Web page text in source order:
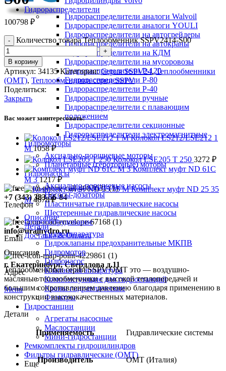
+7 (343) 383-56-84
Телефон
info@uralhydro.ru
Email
г. Екатеринбург, Свердлова д.11
Адрес
Menu
Гидрораспределители
Гидрораспределители аналоги Walvoil
Гидрораспределители аналоги YOULI
Гидрораспределители на автогрейдеры
Гидрораспределители на автокраны
Гидрораспределители на КДМ
Гидрораспределители на мусоровозы
Гидрораспределители Р-120
Гидрораспределители Р-80
Гидрораспределители Р-40
Гидрораспределители ручные
Гидрораспределители с плавающим
положением
Гидрораспределители секционные
Гидрораспределители электромагнитные
Гидромоторы
Аксиально-поршневые моторы
Планетарные (героторные) моторы
Гидронасосы
Аксиально-поршневые насосы
Насосы-дозаторы
Пластинчатые гидравлические насосы
Шестеренные гидравлические насосы
Гидрооборудование
Гидроаппаратура
Гидроклапаны предохранительные МКПВ
Гидромотор
Гидронасос
Клапанная аппаратура
Комплектующие для гидростанций
Краны гидравлические
Фильтры
Гидростанции
Агрегаты насосные
Маслостанции
Мини-гидростанции
Ремкомплекты гидроцилиндров
Фильтры гидравлические (OMT)
Еще
100798 ₽
Количество товара Теплообменник SSPV2414-S00
В корзину
Артикул: 34135Категории: Серия SSPV24, Теплообменники
(OMT), Теплообменники серии SSPV
Поделиться:
Закрыть
Вас может заинтересовать:
Колокол LS212/LSE212 1
M1058₽
Колокол LSE205 T 250 3272 ₽
Комплект муфт ND 61C
M 31217₽
Комплект муфт ND 25 35
M4678₽
Описание
Детали
Доставка & Оплата
Описание
Теплообменники серии SSPV OMT это — воздушно-
масляные теплообменники с высокой теплопередачей и
большим сопротивлением давлению благодаря применению в
конструкции высококачественных материалов.
Детали
Применяемость Гидравлические системы
Производитель OMT (Италия)